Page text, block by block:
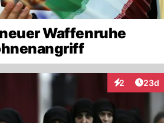
Waffenruhe
2
Interaktionen
23d